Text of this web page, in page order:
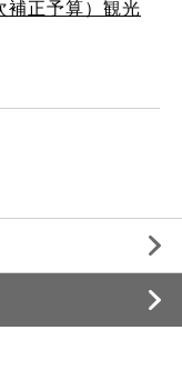
補正予算）観光